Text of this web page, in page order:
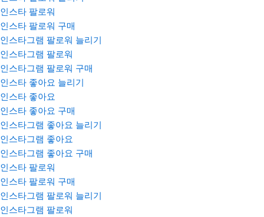
인스타 팔로워
인스타 팔로워 구매
인스타그램 팔로워 늘리기
인스타그램 팔로워
인스타그램 팔로워 구매
인스타 좋아요 늘리기
인스타 좋아요
인스타 좋아요 구매
인스타그램 좋아요 늘리기
인스타그램 좋아요
인스타그램 좋아요 구매
인스타 팔로워
인스타 팔로워 구매
인스타그램 팔로워 늘리기
인스타그램 팔로워